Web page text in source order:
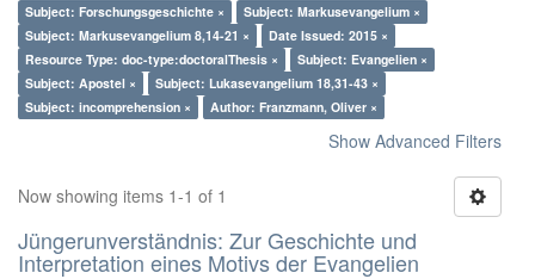
Subject: Forschungsgeschichte ×
Subject: Markusevangelium ×
Subject: Markusevangelium 8,14-21 ×
Date Issued: 2015 ×
Resource Type: doc-type:doctoralThesis ×
Subject: Evangelien ×
Subject: Apostel ×
Subject: Lukasevangelium 18,31-43 ×
Subject: incomprehension ×
Author: Franzmann, Oliver ×
Show Advanced Filters
Now showing items 1-1 of 1
Jüngerunverständnis: Zur Geschichte und
Interpretation eines Motivs der Evangelien